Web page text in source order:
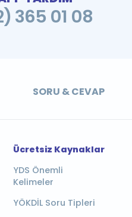
365 01 08
SORU & CEVAP
Ücretsiz Kaynaklar
YDS Önemli
Kelimeler
YÖKDİL Soru Tipleri